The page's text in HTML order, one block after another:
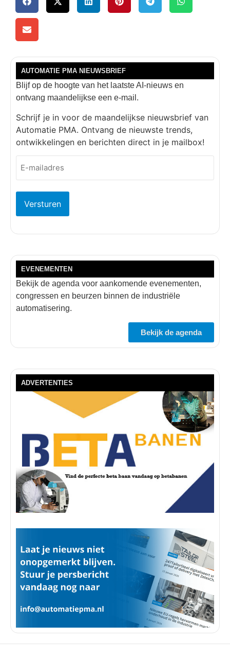
AUTOMATIE PMA NIEUWSBRIEF
Blijf op de hoogte van het laatste AI-nieuws en
ontvang maandelijkse een e-mail.
Schrijf je in voor de maandelijkse nieuwsbrief van
Automatie PMA. Ontvang de nieuwste trends,
ontwikkelingen en berichten direct in je mailbox!
E-
mailadres
EVENEMENTEN
Bekijk de agenda voor aankomende evenementen,
congressen en beurzen binnen de industriële
automatisering.
Bekijk de agenda
ADVERTENTIES